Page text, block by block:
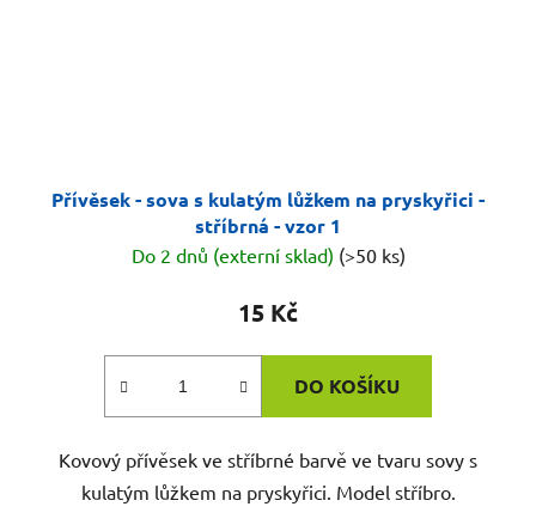
Přívěsek - sova s kulatým lůžkem na pryskyřici -
stříbrná - vzor 1
Do 2 dnů (externí sklad) (>50 ks)
15 Kč
DO KOŠÍKU
Kovový přívěsek ve stříbrné barvě ve tvaru sovy s
kulatým lůžkem na pryskyřici. Model stříbro.